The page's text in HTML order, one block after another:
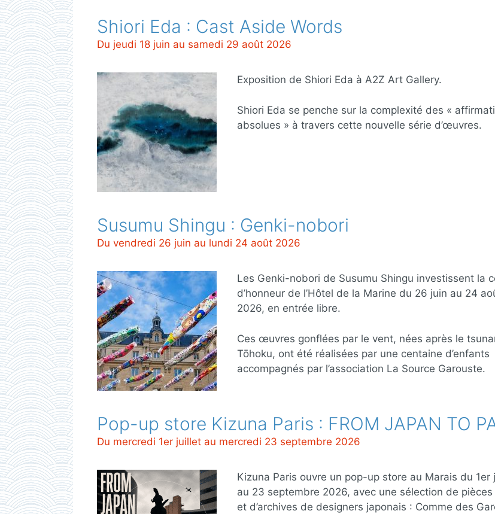
Shiori Eda : Cast Aside Words
Du jeudi 18 juin au samedi 29 août 2026
Exposition de Shiori Eda à A2Z Art Gallery.
Shiori Eda se penche sur la complexité des «
absolues » à travers cette nouvelle série d’œuvres.
Susumu Shingu : Genki-nobori
Du vendredi 26 juin au lundi 24 août 2026
Les Genki-nobori de Susumu Shingu investissent la
d’honneur de l’Hôtel de la Marine du 26 juin au 24
2026, en entrée libre.
Ces œuvres gonflées par le vent, nées après le
Tōhoku, ont été réalisées par une centaine d’enfants
accompagnés par l’association La Source Garouste.
Pop-up store Kizuna Paris : FROM JAPAN TO
Du mercredi 1er juillet au mercredi 23 septembre 2026
Kizuna Paris ouvre un pop-up store au Marais du 1er
au 23 septembre 2026, avec une sélection de pièces
et d’archives de designers japonais : Comme des